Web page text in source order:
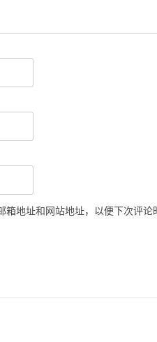
地址和网站地址，以便下次评论